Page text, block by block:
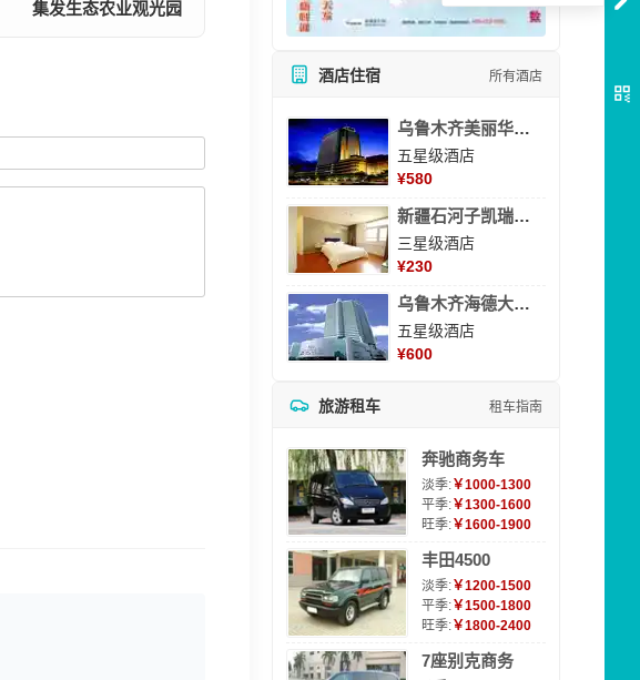
集发生态农业观光园
酒店住宿 所有酒店
乌鲁木齐美丽华大酒
五星级酒店
¥580
新疆石河子凯瑞酒店
三星级酒店
¥230
乌鲁木齐海德大酒店
五星级酒店
¥600
旅游租车 租车指南
奔驰商务车
淡季:￥1000-1300
平季:￥1300-1600
旺季:￥1600-1900
丰田4500
淡季:￥1200-1500
平季:￥1500-1800
旺季:￥1800-2400
7座别克商务